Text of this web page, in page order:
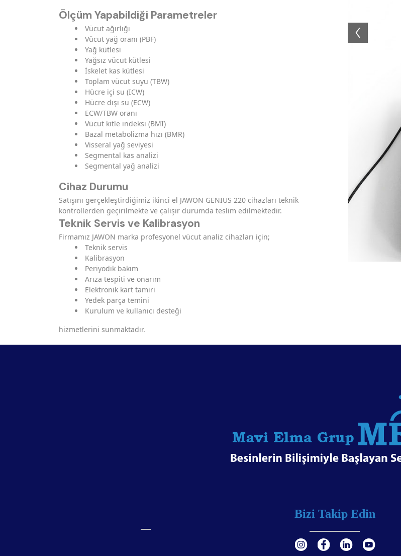
Ölçüm Yapabildiği Parametreler
Vücut ağırlığı
Vücut yağ oranı (PBF)
Yağ kütlesi
Yağsız vücut kütlesi
İskelet kas kütlesi
Toplam vücut suyu (TBW)
Hücre içi su (ICW)
Hücre dışı su (ECW)
ECW/TBW oranı
Vücut kitle indeksi (BMI)
Bazal metabolizma hızı (BMR)
Visseral yağ seviyesi
Segmental kas analizi
Segmental yağ analizi
Cihaz Durumu
Satışını gerçekleştirdiğimiz ikinci el JAWON GENIUS 220 cihazları teknik
kontrollerden geçirilmekte ve çalışır durumda teslim edilmektedir.
Teknik Servis ve Kalibrasyon
Firmamız JAWON marka profesyonel vücut analiz cihazları için;
Teknik servis
Kalibrasyon
Periyodik bakım
Arıza tespiti ve onarım
Elektronik kart tamiri
Yedek parça temini
Kurulum ve kullanıcı desteği
hizmetlerini sunmaktadır.
Bizi Takip Edin